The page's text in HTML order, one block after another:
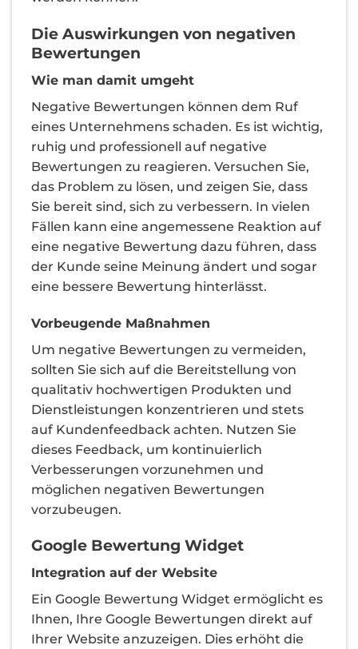
Die Auswirkungen von negativen
Bewertungen
Wie man damit umgeht
Negative Bewertungen können dem Ruf
eines Unternehmens schaden. Es ist wichtig,
ruhig und professionell auf negative
Bewertungen zu reagieren. Versuchen Sie,
das Problem zu lösen, und zeigen Sie, dass
Sie bereit sind, sich zu verbessern. In vielen
Fällen kann eine angemessene Reaktion auf
eine negative Bewertung dazu führen, dass
der Kunde seine Meinung ändert und sogar
eine bessere Bewertung hinterlässt.
Vorbeugende Maßnahmen
Um negative Bewertungen zu vermeiden,
sollten Sie sich auf die Bereitstellung von
qualitativ hochwertigen Produkten und
Dienstleistungen konzentrieren und stets
auf Kundenfeedback achten. Nutzen Sie
dieses Feedback, um kontinuierlich
Verbesserungen vorzunehmen und
möglichen negativen Bewertungen
vorzubeugen.
Google Bewertung Widget
Integration auf der Website
Ein Google Bewertung Widget ermöglicht es
Ihnen, Ihre Google Bewertungen direkt auf
Ihrer Website anzuzeigen. Dies erhöht die